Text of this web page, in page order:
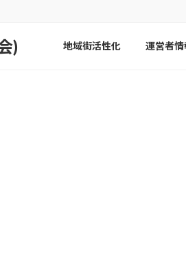
) 地域街活性化 運営者情